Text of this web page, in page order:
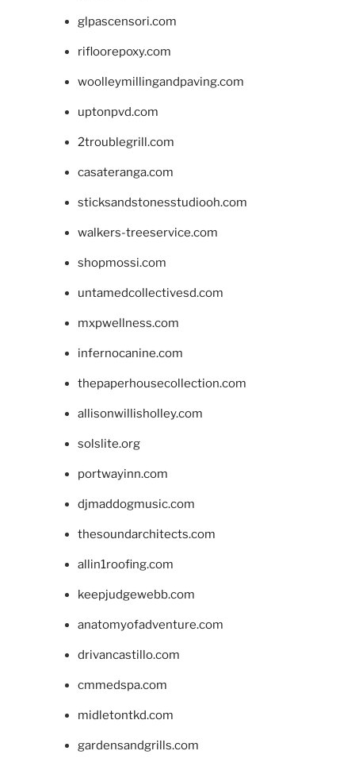
glpascensori.com
rifloorepoxy.com
woolleymillingandpaving.com
uptonpvd.com
2troublegrill.com
casateranga.com
sticksandstonesstudiooh.com
walkers-treeservice.com
shopmossi.com
untamedcollectivesd.com
mxpwellness.com
infernocanine.com
thepaperhousecollection.com
allisonwillisholley.com
solslite.org
portwayinn.com
djmaddogmusic.com
thesoundarchitects.com
allin1roofing.com
keepjudgewebb.com
anatomyofadventure.com
drivancastillo.com
cmmedspa.com
midletontkd.com
gardensandgrills.com